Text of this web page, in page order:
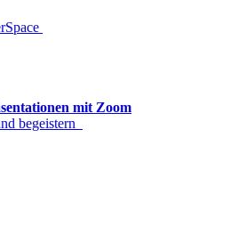
mit Zoom
begeistern